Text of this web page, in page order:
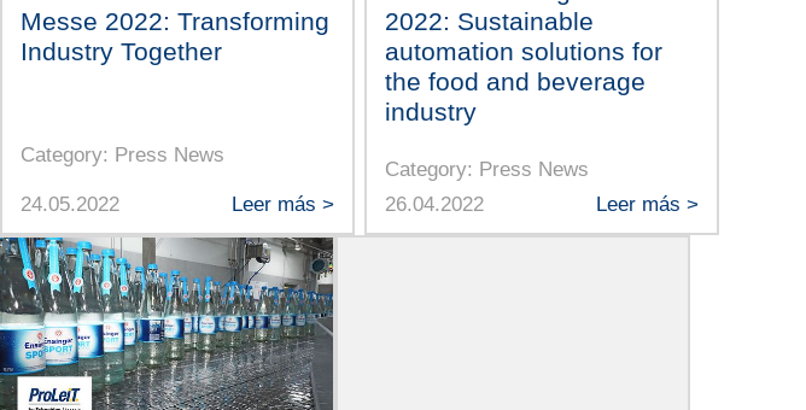
Messe 2022: Transforming
Industry Together
Category: Press News
24.05.2022 Leer más >
2022: Sustainable
automation solutions for
the food and beverage
industry
Category: Press News
26.04.2022
Leer más >